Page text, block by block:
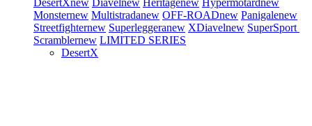
DesertXnew Diavelnew Heritagenew Hypermotardnew
Monsternew Multistradanew OFF-ROADnew Panigalenew
Streetfighternew Superleggeranew XDiavelnew SuperSport
Scramblernew LIMITED SERIES
DesertX